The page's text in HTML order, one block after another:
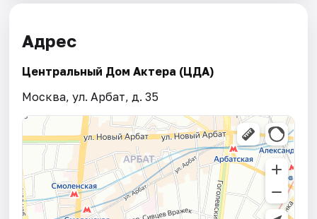
Адрес
Центральный Дом Актера (ЦДА)
Москва, ул. Арбат, д. 35